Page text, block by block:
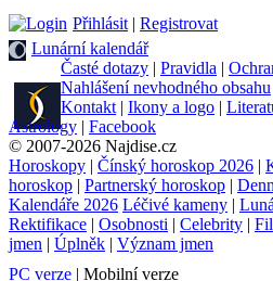
Přihlásit| Registrovat
Lunární kalendář
Časté dotazy | Pravidla |
Nahlášení nevhodného obsahu
Kontakt| Ikony a logo |
Astrology | Facebook
© 2007-2026 Najdise.cz
Horoskopy | Čínský horoskop 2026 |
horoskop | Partnerský horoskop |
Kalendáře 2026 Léčivé kameny |
Rektifikace | Osobnosti | Celebrity |
jmen | Úplněk | Význam jmen
PC verze | Mobilní verze